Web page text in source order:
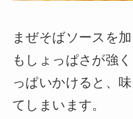
まぜそばソースを
もしょっぱさが強
っぱいかけると、
てしまいます。